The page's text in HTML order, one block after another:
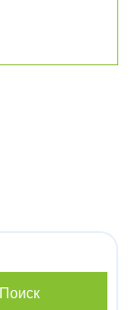
Поиск